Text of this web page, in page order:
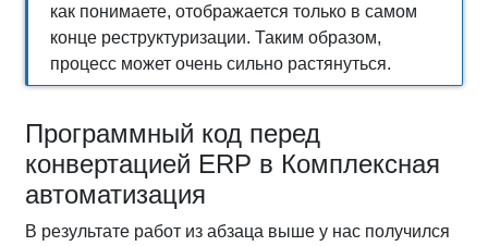
как понимаете, отображается только в самом
конце реструктуризации. Таким образом,
процесс может очень сильно растянуться.
Программный код перед
конвертацией ERP в Комплексная
автоматизация
В результате работ из абзаца выше у нас получился